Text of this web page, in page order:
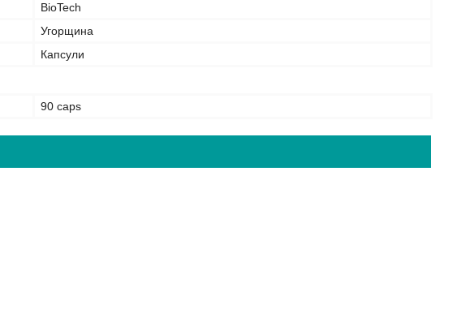
BioTech
Угорщина
Капсули
90 caps